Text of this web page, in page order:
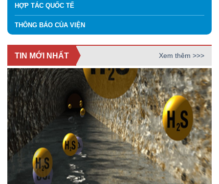
HỢP TÁC QUỐC TẾ
THÔNG BÁO CỦA VIỆN
TIN MỚI NHẤT Xem thêm >>>